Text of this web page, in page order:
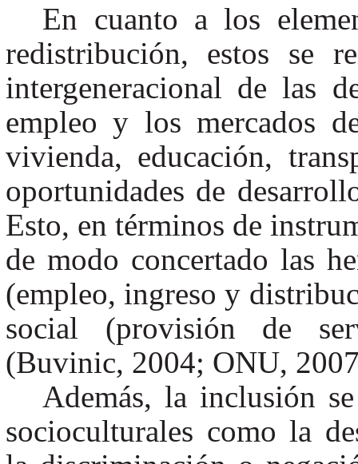
En cuanto a los
redistribución, estos se
intergeneracional de las
empleo y los mercados
vivienda, educación,
oportunidades de
Esto, en términos de
de modo concertado las
(empleo, ingreso y
social (provisión de
(Buvinic, 2004; ONU,
Además, la inclusión
socioculturales como la